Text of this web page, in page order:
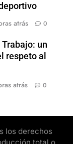
atrás 0
un
respeto al
atrás 0
los derechos